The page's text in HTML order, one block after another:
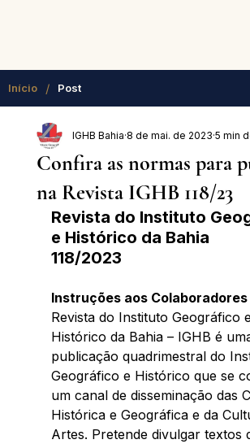
Início / Post
Confira as normas para
na Revista IGHB 118/23
IGHB Bahia 8 de mai. de 2023 5 min
Revista do Instituto
e Histórico da Bahia
118/2023
Instruções aos Colaboradores
Revista do Instituto Geográfico
Histórico da Bahia – IGHB é
publicação quadrimestral do
Geográfico e Histórico que se
um canal de disseminação das
Histórica e Geográfica e da
Artes. Pretende divulgar textos